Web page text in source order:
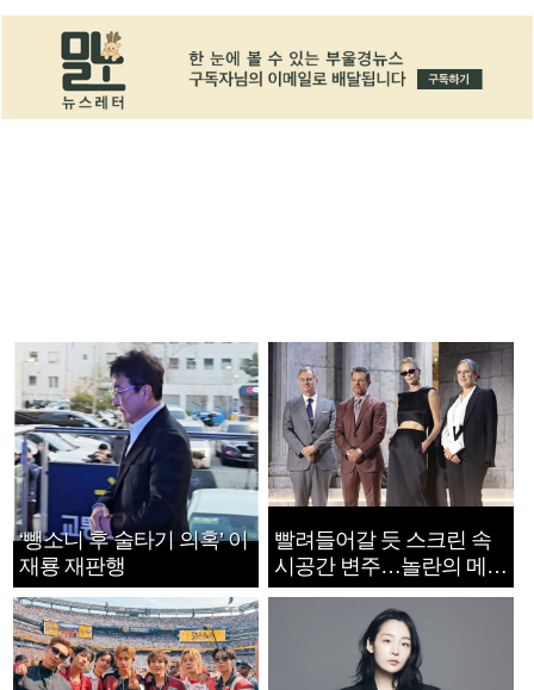
‘뺑소니 후 술타기 의혹’ 이
재룡 재판행
빨려들어갈 듯 스크린 속
시공간 변주…놀란의 메시
지는 ‘전쟁 속죄’